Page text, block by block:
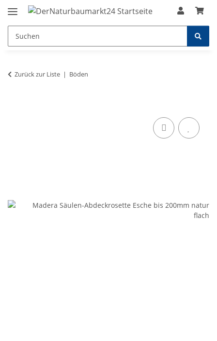
Zurück zur Liste Böden